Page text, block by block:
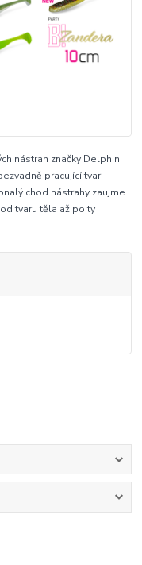
nástrah značky Delphin.
pracující tvar,
chod nástrahy zaujme i
tvaru těla až po ty